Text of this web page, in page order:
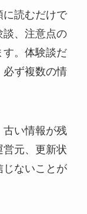
に読むだけで
談、注意点の
す。体験談だ
必ず複数の情
古い情報が残
営元、更新状
じないことが